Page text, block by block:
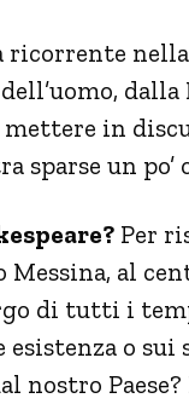
ricorrente
in
sparse un po’
Per
al
di tutti i
o sui
nostro